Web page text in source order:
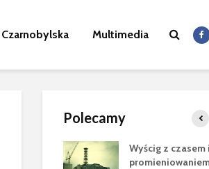
Multimedia
Polecamy
Wyścig z czasem i